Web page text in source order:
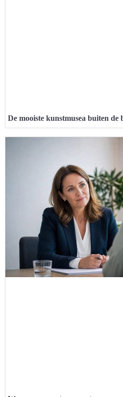
De mooiste kunstmusea buiten de